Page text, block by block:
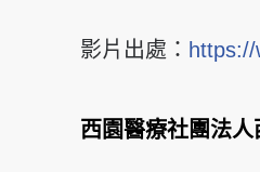
影片出處：
西園醫療社團法